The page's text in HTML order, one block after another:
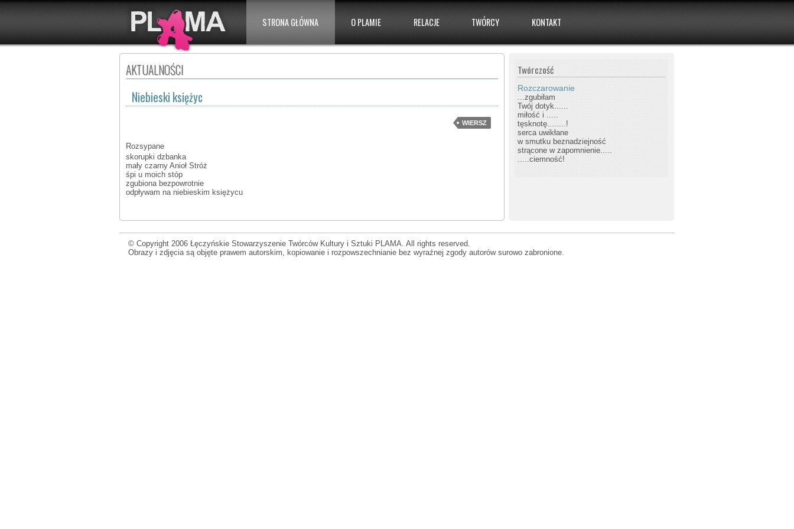
STRONA GŁÓWNA O PLAMIE RELACJE TWÓRCY KONTAKT
AKTUALNOŚCI
Niebieski księżyc
WIERSZ
Rozsypane
skorupki dzbanka
mały czarny Anioł Stróż
śpi u moich stóp
zgubiona bezpowrotnie
odpływam na niebieskim księżycu
Twórczość
Rozczarowanie
...zgubiłam
Twój dotyk......
miłość i .....
tęsknotę........!
serca uwikłane
w smutku beznadziejność
strącone w zapomnienie.....
.....ciemność!
© Copyright 2006 Łęczyńskie Stowarzyszenie Twórców Kultury i Sztuki PLAMA. All rights reserved.
Obrazy i zdjęcia są objęte prawem autorskim, kopiowanie i rozpowszechnianie bez wyraźnej zgody autorów surowo zabronione.